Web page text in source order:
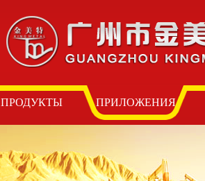
ПРОДУКТЫ ПРИЛОЖЕНИЯ